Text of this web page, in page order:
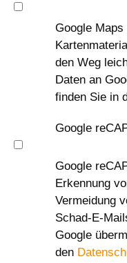
Google
den Weg
Daten an
finden Sie in
Google
Google
Erkennung
Vermeidung
Schad-E-
Google
den